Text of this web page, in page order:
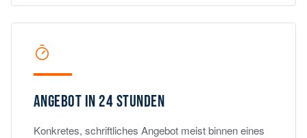
ANGEBOT IN 24 STUNDEN
Konkretes, schriftliches Angebot meist binnen eines